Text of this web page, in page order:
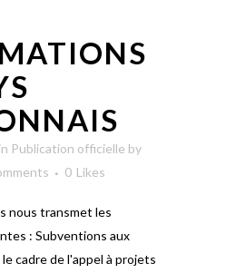
in Publication officielle by
0 Likes
nous transmet les
: Subventions aux
cadre de l'appel à projets